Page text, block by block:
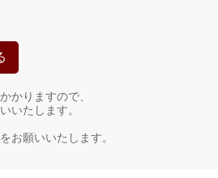
かりますので、
いたします。
お願いいたします。